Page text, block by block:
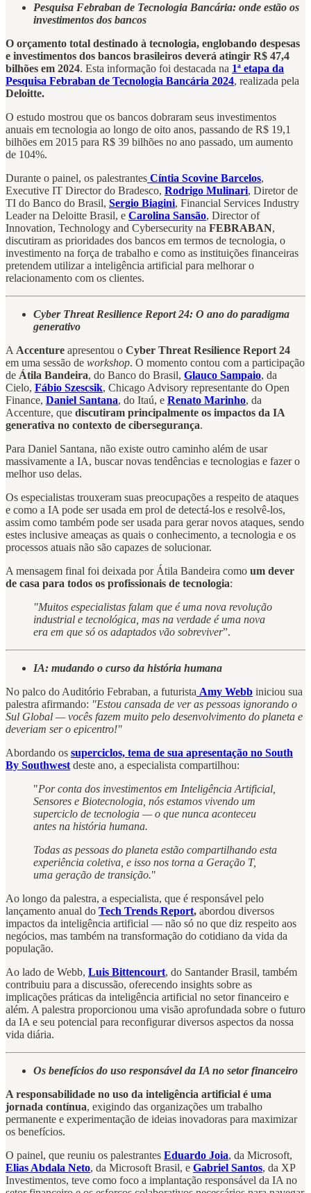
Pesquisa Febraban de Tecnologia Bancária: onde estão os
investimentos dos bancos
O orçamento total destinado à tecnologia, englobando despesas
e investimentos dos bancos brasileiros deverá atingir R$ 47,4
bilhões em 2024. Esta informação foi destacada na 1ª etapa da
Pesquisa Febraban de Tecnologia Bancária 2024, realizada pela
Deloitte.
O estudo mostrou que os bancos dobraram seus investimentos
anuais em tecnologia ao longo de oito anos, passando de R$ 19,1
bilhões em 2015 para R$ 39 bilhões no ano passado, um aumento
de 104%.
Durante o painel, os palestrantes Cíntia Scovine Barcelos,
Executive IT Director do Bradesco, Rodrigo Mulinari, Diretor de
TI do Banco do Brasil, Sergio Biagini, Financial Services Industry
Leader na Deloitte Brasil, e Carolina Sansão, Director of
Innovation, Technology and Cybersecurity na FEBRABAN,
discutiram as prioridades dos bancos em termos de tecnologia, o
investimento na força de trabalho e como as instituições financeiras
pretendem utilizar a inteligência artificial para melhorar o
relacionamento com os clientes.
Cyber Threat Resilience Report 24: O ano do paradigma
generativo
A Accenture apresentou o Cyber Threat Resilience Report 24
em uma sessão de workshop. O momento contou com a participação
de Átila Bandeira, do Banco do Brasil, Glauco Sampaio, da
Cielo, Fábio Szescsik, Chicago Advisory representante do Open
Finance, Daniel Santana, do Itaú, e Renato Marinho, da
Accenture, que discutiram principalmente os impactos da IA
generativa no contexto de cibersegurança.
Para Daniel Santana, não existe outro caminho além de usar
massivamente a IA, buscar novas tendências e tecnologias e fazer o
melhor uso delas.
Os especialistas trouxeram suas preocupações a respeito de ataques
e como a IA pode ser usada em prol de detectá-los e resolvê-los,
assim como também pode ser usada para gerar novos ataques, sendo
estes inclusive ameaças as quais o conhecimento, a tecnologia e os
processos atuais não são capazes de solucionar.
A mensagem final foi deixada por Átila Bandeira como um dever
de casa para todos os profissionais de tecnologia:
"Muitos especialistas falam que é uma nova revolução
industrial e tecnológica, mas na verdade é uma nova
era em que só os adaptados vão sobreviver”.
IA: mudando o curso da história humana
No palco do Auditório Febraban, a futurista Amy Webb iniciou sua
palestra afirmando: "Estou cansada de ver as pessoas ignorando o
Sul Global — vocês fazem muito pelo desenvolvimento do planeta e
deveriam ser o epicentro!"
Abordando os superciclos, tema de sua apresentação no South
By Southwest deste ano, a especialista compartilhou:
"Por conta dos investimentos em Inteligência Artificial,
Sensores e Biotecnologia, nós estamos vivendo um
superciclo de tecnologia — o que nunca aconteceu
antes na história humana.
Todas as pessoas do planeta estão compartilhando esta
experiência coletiva, e isso nos torna a Geração T,
uma geração de transição."
Ao longo da palestra, a especialista, que é responsável pelo
lançamento anual do Tech Trends Report, abordou diversos
impactos da inteligência artificial — não só no que diz respeito aos
negócios, mas também na transformação do cotidiano da vida da
população.
Ao lado de Webb, Luis Bittencourt, do Santander Brasil, também
contribuiu para a discussão, oferecendo insights sobre as
implicações práticas da inteligência artificial no setor financeiro e
além. A palestra proporcionou uma visão aprofundada sobre o futuro
da IA e seu potencial para reconfigurar diversos aspectos da nossa
vida diária.
Os benefícios do uso responsável da IA no setor financeiro
A responsabilidade no uso da inteligência artificial é uma
jornada contínua, exigindo das organizações um trabalho
permanente e experimentação de ideias inovadoras para maximizar
os benefícios.
O painel, que reuniu os palestrantes Eduardo Joia, da Microsoft,
Elias Abdala Neto, da Microsoft Brasil, e Gabriel Santos, da XP
Investimentos, teve como foco a implantação responsável da IA no